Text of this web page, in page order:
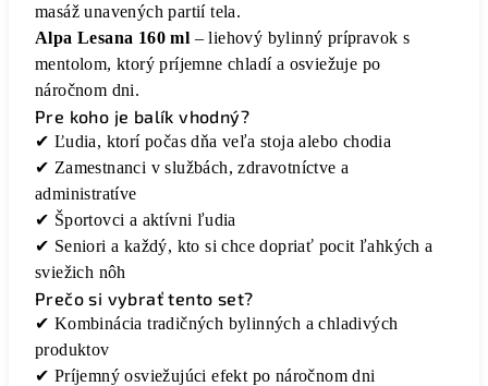
masáž unavených partií tela.
Alpa Lesana 160 ml – liehový bylinný prípravok s
mentolom, ktorý príjemne chladí a osviežuje po
náročnom dni.
Pre koho je balík vhodný?
✔ Ľudia, ktorí počas dňa veľa stoja alebo chodia
✔ Zamestnanci v službách, zdravotníctve a
administratíve
✔ Športovci a aktívni ľudia
✔ Seniori a každý, kto si chce dopriať pocit ľahkých a
sviežich nôh
Prečo si vybrať tento set?
✔ Kombinácia tradičných bylinných a chladivých
produktov
✔ Príjemný osviežujúci efekt po náročnom dni